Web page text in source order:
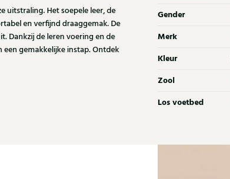
uitstraling. Het soepele leer, de
en verfijnd draaggemak. De
Dankzij de leren voering en de
gemakkelijke instap. Ontdek
Gender
Merk
Kleur
Zool
Los voetbed